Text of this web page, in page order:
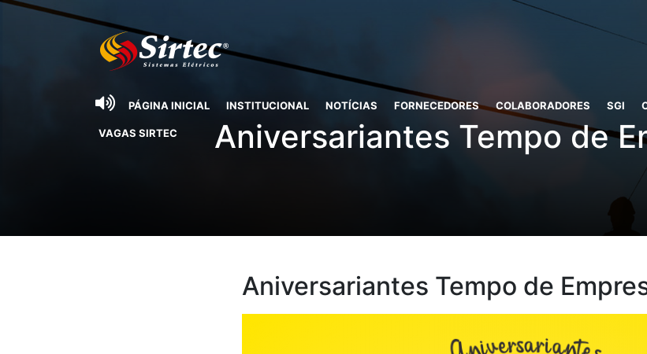
PÁGINA INICIAL INSTITUCIONAL NOTÍCIAS FORNECEDORES COLABORADORES SGI
VAGAS SIRTEC Aniversariantes Tempo de
Aniversariantes Tempo de